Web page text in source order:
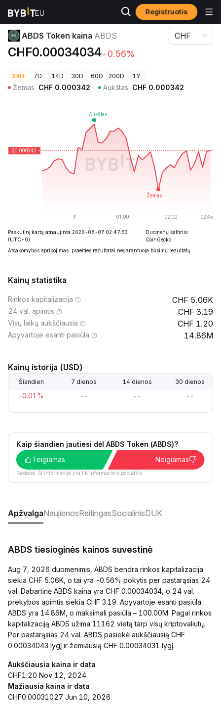
Registruotis
Kriptovaliutų kainos ABDS Token kaina ABDS
ABDS Token kaina ABDS
CHF0.00034034-0.56%
CHF
24H 7D 14D 30D 60D 200D 1Y
Žemas CHF 0.000342 Aukštas CHF 0.000342
Paskutinį kartą atnaujinta 2026-08-07 02:47:53
(UTC+0)
Duomenų šaltinis:
CoinGecko
Atsakomybės apribojimas: praeities rezultatai negarantuoja būsimų rezultatų.
Kainų statistika
Rinkos kapitalizacija 5.06K
24 val. apimtis 3.19
Visų laikų aukščiausia 1.20
Apyvartoje esanti pasiūla 14.86M
Kainų istorija (USD)
Šiandien 7 dienos 14 dienos 30 dienos
-0.01% -- -- --
Kaip šiandien jautiesi dėl ABDS Token (ABDS)?
Teigiamas
Neigiamas
Pastaba. Ši informacija yra tik informacinio pobūdžio.
ApžvalgaNaujienosReitingasSocialinisDUK
ABDS tiesioginės kainos suvestinė
Aug 7, 2026 duomenimis, ABDS bendra rinkos kapitalizacija
siekia CHF 5.06K, o tai yra -0.56% pokytis per pastarąsias 24
val. Dabartinė ABDS kaina yra CHF 0.00034034, o 24 val.
prekybos apimtis siekia CHF 3.19. Apyvartoje esanti pasiūla
ABDS yra 14.86M, o maksimali pasiūla – 100.00M. Pagal rinkos
kapitalizaciją ABDS užima 11162 vietą tarp visų kriptovaliutų.
Per pastarąsias 24 val. ABDS pasiekė aukščiausią CHF
0.00034043 lygį ir žemiausią CHF 0.00034031 lygį.
Aukščiausia kaina ir data
CHF1.20 Nov 12, 2024
Mažiausia kaina ir data
CHF0.00031027 Jun 10, 2026